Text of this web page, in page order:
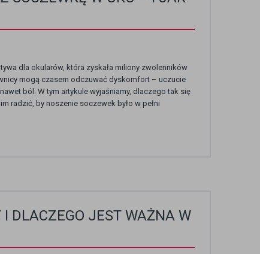
dla okularów, która zyskała miliony zwolenników
mogą czasem odczuwać dyskomfort – uczucie
ból. W tym artykule wyjaśniamy, dlaczego tak się
radzić, by noszenie soczewek było w pełni
DLACZEGO JEST WAŻNA W